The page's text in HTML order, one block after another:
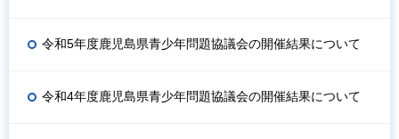
令和5年度鹿児島県青少年問題協議会の開催結果について
令和4年度鹿児島県青少年問題協議会の開催結果について